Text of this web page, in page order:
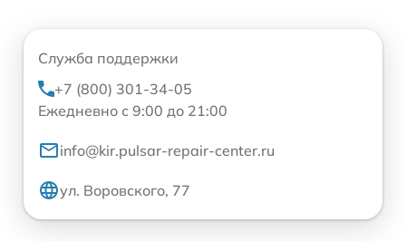
Служба поддержки
+7 (800) 301-34-05
Ежедневно с 9:00 до 21:00
info@kir.pulsar-repair-center.ru
ул. Воровского, 77